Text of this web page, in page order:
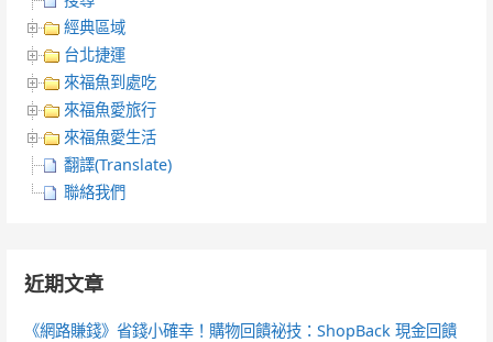
經典區域
台北捷運
來福魚到處吃
來福魚愛旅行
來福魚愛生活
翻譯(Translate)
聯絡我們
近期文章
《網路賺錢》省錢小確幸！購物回饋祕技：ShopBack 現金回饋